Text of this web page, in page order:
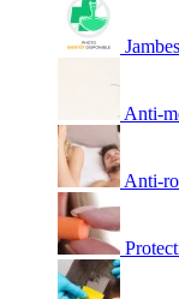
Anti-
Anti-